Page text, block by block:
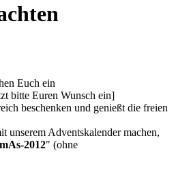
Euch ein
bitte Euren Wunsch ein]
beschenken und genießt die freien
unserem Adventskalender machen,
2012" (ohne